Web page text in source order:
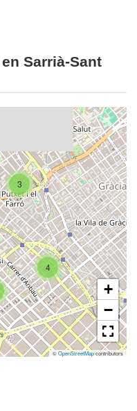
Sarrià-Sant
3
4
+
−
©OpenStreetMapcontributors